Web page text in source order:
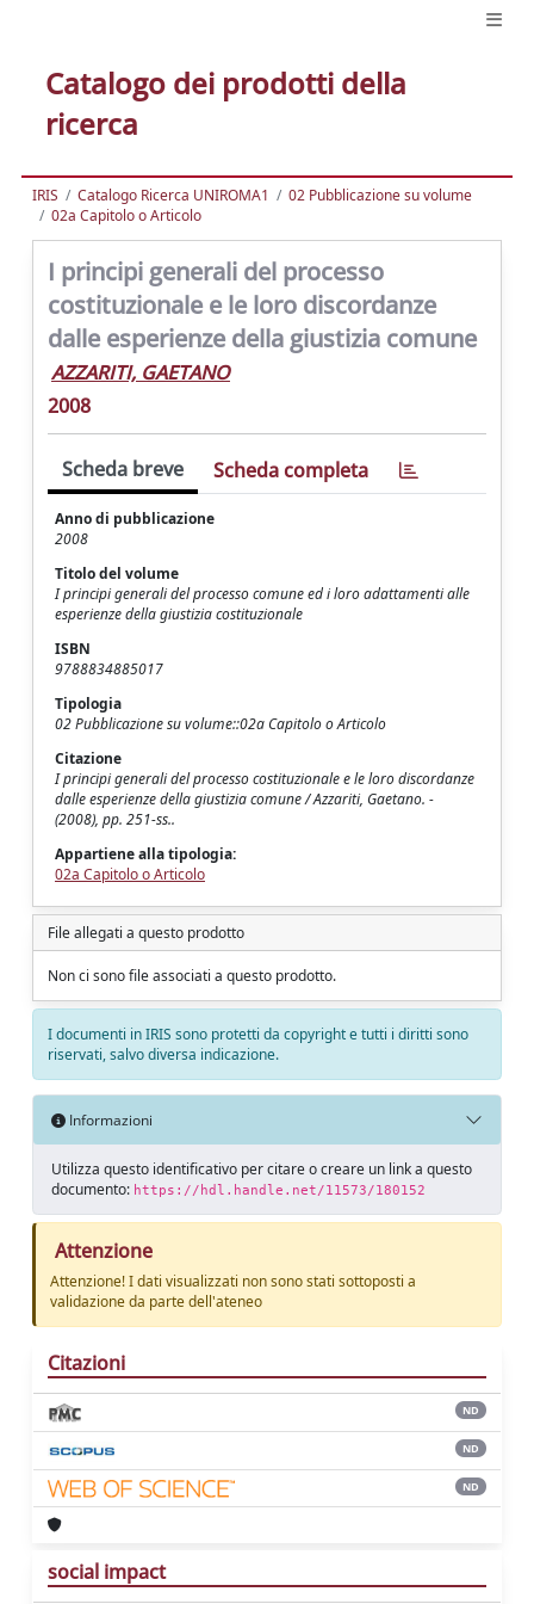
Catalogo dei prodotti della
ricerca
IRIS Catalogo Ricerca UNIROMA1
02 Pubblicazione su volume
02a Capitolo o Articolo
I principi generali del processo
costituzionale e le loro discordanze
dalle esperienze della giustizia comune
AZZARITI, GAETANO
2008
Scheda breve Scheda completa
Anno di pubblicazione
2008
Titolo del volume
I principi generali del processo comune ed i loro adattamenti alle
esperienze della giustizia costituzionale
ISBN
9788834885017
Tipologia
02 Pubblicazione su volume::02a Capitolo o Articolo
Citazione
I principi generali del processo costituzionale e le loro discordanze
dalle esperienze della giustizia comune / Azzariti, Gaetano. -
(2008), pp. 251-ss..
Appartiene alla tipologia:
02a Capitolo o Articolo
File allegati a questo prodotto
Non ci sono file associati a questo prodotto.
I documenti in IRIS sono protetti da copyright e tutti i diritti sono
riservati, salvo diversa indicazione.
Informazioni
Utilizza questo identificativo per citare o creare un link a questo
documento: https://hdl.handle.net/11573/180152
Attenzione
Attenzione! I dati visualizzati non sono stati sottoposti a
validazione da parte dell'ateneo
Citazioni
ND
ND
ND
social impact